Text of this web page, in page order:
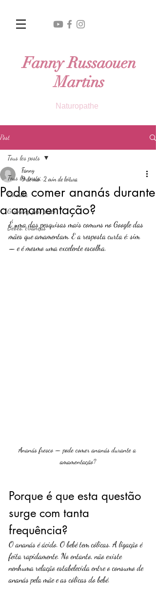
Fanny Russaouen
Martins
Naturopathe
Post
Tous les posts
Consulta
Gravidez, pos-parto
Bebes, crianças
Tous les posts
Pode comer ananás durante
a amamentação?
Fanny
9 de mai. 2 min de leitura
É uma das pesquisas mais comuns no Google das
mães que amamentam. E a resposta curta é: sim
— e é mesmo uma excelente escolha.
Ananás fresco — pode comer ananás durante a
amamentação?
Porque é que esta questão
surge com tanta
frequência?
O ananás é ácido. O bebé tem cólicas. A ligação é
feita rapidamente. No entanto, não existe
nenhuma relação estabelecida entre o consumo de
ananás pela mãe e as cólicas do bebé.